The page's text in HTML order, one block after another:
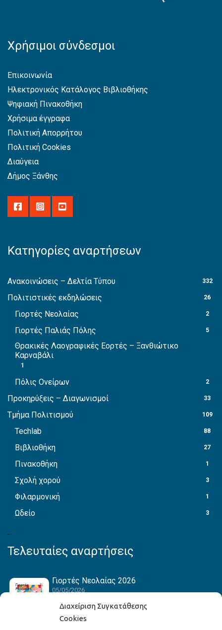
Διαχείριση Συγκατάθεσης
Cookies
Χρήσιμοι σύνδεσμοι
Επικοινωνία
Ηλεκτρονικός Κατάλογος Βιβλιοθήκης
Ψηφιακή Πινακοθήκη
Χρήσιμα έγγραφα
Πολιτική Απορρήτου
Πολιτική Cookies
Διαύγεια
Δήμος Ξάνθης
Κατηγορίες αναρτήσεων
Ανακοινώσεις – Δελτία Τύπου 332
Πολιτιστικές εκδηλώσεις 26
Γιορτές Νεολαίας 2
Γιορτές Παλιάς Πόλης 5
Θρακικές Λαογραφικές Εορτές – Ξανθιώτικο
Καρναβάλι
1
Πόλις Ονείρων 2
Προκηρύξεις – Διαγωνισμοί 33
Τμήμα Πολιτισμού 109
Techlab 88
Βιβλιοθήκη 27
Πινακοθήκη 1
Σχολή χορού 3
Φιλαρμονική 1
Ωδείο 3
Τελευταίες αναρτήσεις
Γιορτές Νεολαίας 2026
05/05/2026